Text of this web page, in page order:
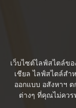
เว็บไซต์ไลฟ์สไตล์ข
เชียล ไลฟ์สไตล์สำ
ออกแบบ อสังหาฯ
ต่างๆ ที่คุณไม่ควร